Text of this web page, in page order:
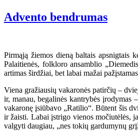
Advento bendrumas
Pirmąją žiemos dieną baltais apsnigtais
Palaitienės, folkloro ansamblio
artimas širdžiai, bet labai mažai
Viena gražiausių vakaronės patirčių –
ir, manau, begalinės kantrybės įrodymas
vakaronę įsiūbavo „Ratilio“. Būtent šis
ir žaisti. Labai įstrigo vienos močiutėlės,
valgyti daugiau, „nes tokių gardumynų